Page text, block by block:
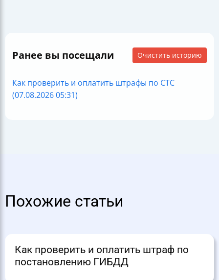
Ранее вы посещали Очистить историю
Как проверить и оплатить штрафы по СТС
(07.08.2026 05:31)
Похожие статьи
Как проверить и оплатить штраф по
постановлению ГИБДД